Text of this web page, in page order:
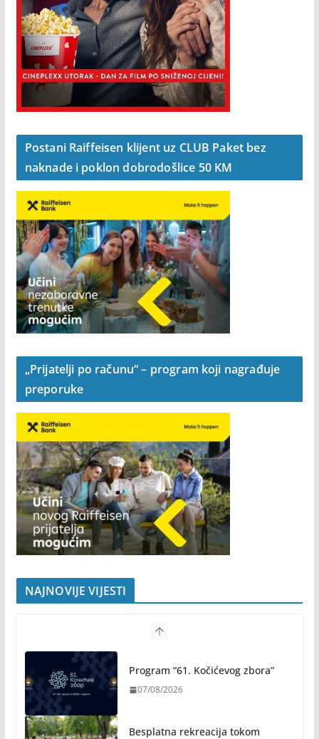
Postani Raiffeisen klijent uz CLUB Paket bez
naknade i poklon dobrodošlice 50 KM
„Prijatelji po računu“ – program koji nagrađuje
preporuke
NAJNOVIJE VIJESTI
Program “61. Kočićevog zbora”
07/08/2026
Besplatna rekreacija tokom